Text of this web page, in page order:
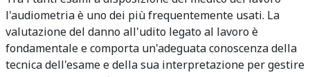
l'audiometria è uno dei più frequentemente usati. La
valutazione del danno all'udito legato al lavoro è
fondamentale e comporta un'adeguata conoscenza della
tecnica dell'esame e della sua interpretazione per gestire